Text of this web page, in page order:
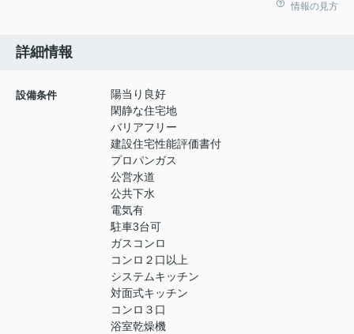
情報の見方
詳細情報
設備条件
陽当り良好
閑静な住宅地
バリアフリー
建設住宅性能評価書付
プロパンガス
公営水道
公共下水
電気有
駐車3台可
ガスコンロ
コンロ２口以上
システムキッチン
対面式キッチン
コンロ３口
浴室乾燥機